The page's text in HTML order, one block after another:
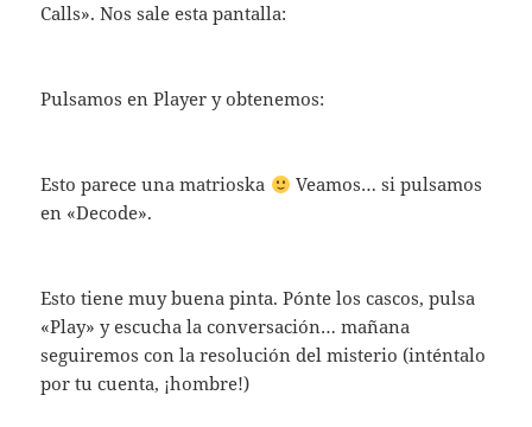
Calls». Nos sale esta pantalla:
Pulsamos en Player y obtenemos:
Esto parece una matrioska
Veamos… si pulsamos
en «Decode».
Esto tiene muy buena pinta. Pónte los cascos, pulsa
«Play» y escucha la conversación… mañana
seguiremos con la resolución del misterio (inténtalo
por tu cuenta, ¡hombre!)